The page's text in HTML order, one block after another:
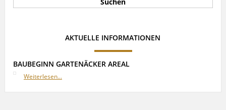
AKTUELLE INFORMATIONEN
BAUBEGINN GARTENÄCKER AREAL
Weiterlesen...